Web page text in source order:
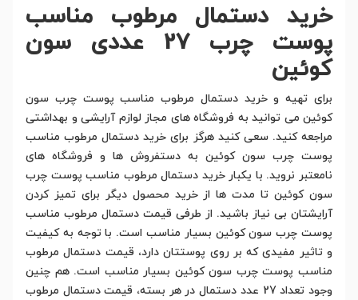
خرید دستمال مرطوب مناسب
پوست چرب 27 عددی سون
کوئین
برای تهیه و خرید دستمال مرطوب مناسب پوست چرب سون
کوئین می توانید به فروشگاه های مجاز لوازم آرایشی و بهداشتی
مراجعه کنید. سعی کنید هرگز برای خرید دستمال مرطوب مناسب
پوست چرب سون کوئین به دستفروش ها و فروشگاه های
نامعتبر نروید. با یکبار خرید دستمال مرطوب مناسب پوست چرب
سون کوئین تا مدت ها از خرید محصول دیگر برای تمیز کردن
آرایشتان بی نیاز باشید. از طرفی قیمت دستمال مرطوب مناسب
پوست چرب سون کوئین بسیار مناسب است. با توجه به کیفیت
و تاثیر مفیدی که بر روی پوستتان دارد، قیمت دستمال مرطوب
مناسب پوست چرب سون کوئین بسیار مناسب است. هم چنین
وجود تعداد 27 عدد دستمال در هر بسته، قیمت دستمال مرطوب